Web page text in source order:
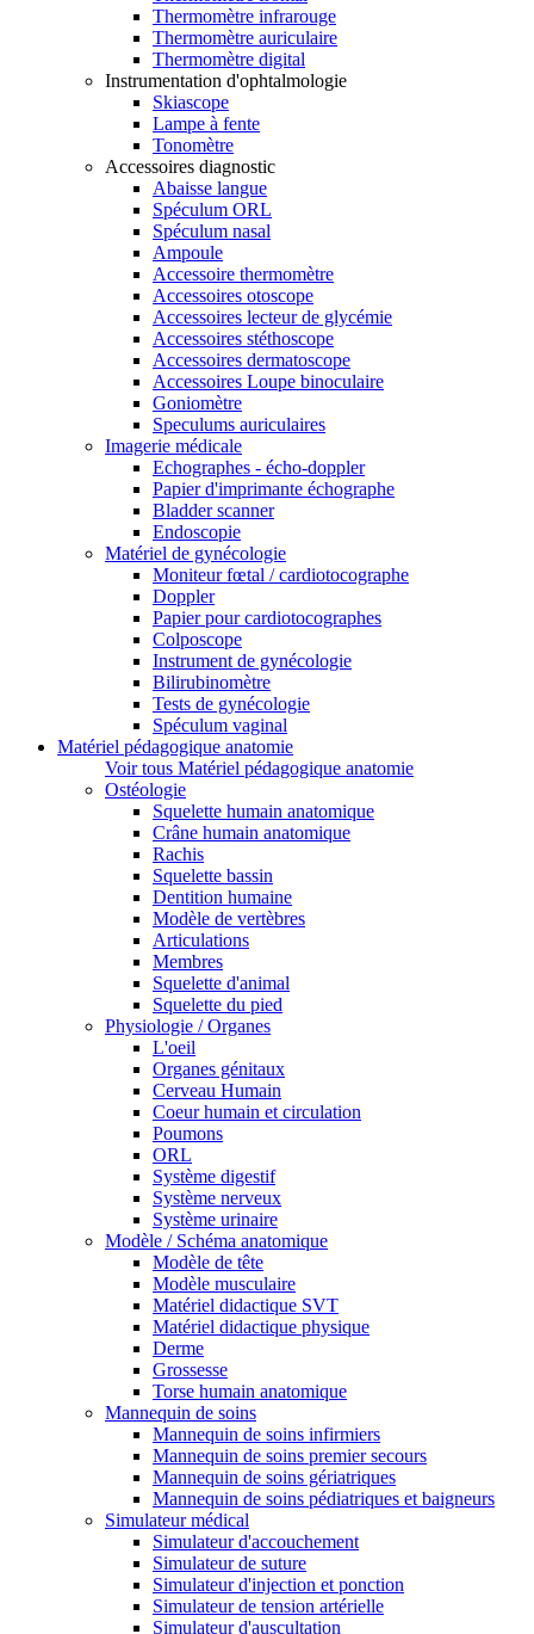
Thermomètre infrarouge
Thermomètre auriculaire
Thermomètre digital
Instrumentation d'ophtalmologie
Skiascope
Lampe à fente
Tonomètre
Accessoires diagnostic
Abaisse langue
Spéculum ORL
Spéculum nasal
Ampoule
Accessoire thermomètre
Accessoires otoscope
Accessoires lecteur de glycémie
Accessoires stéthoscope
Accessoires dermatoscope
Accessoires Loupe binoculaire
Goniomètre
Speculums auriculaires
Imagerie médicale
Echographes - écho-doppler
Papier d'imprimante échographe
Bladder scanner
Endoscopie
Matériel de gynécologie
Moniteur fœtal / cardiotocographe
Doppler
Papier pour cardiotocographes
Colposcope
Instrument de gynécologie
Bilirubinomètre
Tests de gynécologie
Spéculum vaginal
Matériel pédagogique anatomie
Voir tous Matériel pédagogique anatomie
Ostéologie
Squelette humain anatomique
Crâne humain anatomique
Rachis
Squelette bassin
Dentition humaine
Modèle de vertèbres
Articulations
Membres
Squelette d'animal
Squelette du pied
Physiologie / Organes
L'oeil
Organes génitaux
Cerveau Humain
Coeur humain et circulation
Poumons
ORL
Système digestif
Système nerveux
Système urinaire
Modèle / Schéma anatomique
Modèle de tête
Modèle musculaire
Matériel didactique SVT
Matériel didactique physique
Derme
Grossesse
Torse humain anatomique
Mannequin de soins
Mannequin de soins infirmiers
Mannequin de soins premier secours
Mannequin de soins gériatriques
Mannequin de soins pédiatriques et baigneurs
Simulateur médical
Simulateur d'accouchement
Simulateur de suture
Simulateur d'injection et ponction
Simulateur de tension artérielle
Simulateur d'auscultation